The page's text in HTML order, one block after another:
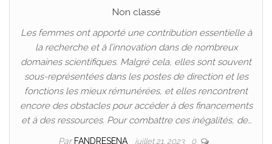
Non classé
Les femmes ont apporté une contribution essentielle à
la recherche et à l’innovation dans de nombreux
domaines scientifiques. Malgré cela, elles sont souvent
sous-représentées dans les postes de direction et les
fonctions les mieux rémunérées, et elles rencontrent
encore des obstacles pour accéder à des financements
et à des ressources. Pour combattre ces inégalités, de…
Par FANDRESENA juillet 21, 2023 0